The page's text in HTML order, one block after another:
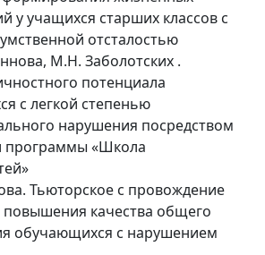
у учащихся старших классов с
отсталостью
М.Н. Заболотских .
потенциала
с легкой степенью
нарушения посредством
программы «Школа
Тьюторское с провождение
повышения качества общего
обучающихся с нарушением